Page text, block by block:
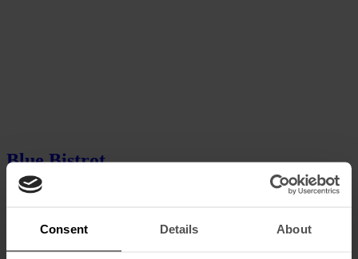
Consent Details About
Blue Bistrot
Restaurante sofisticado e descontraído, cuja decoração presta
Ver menus